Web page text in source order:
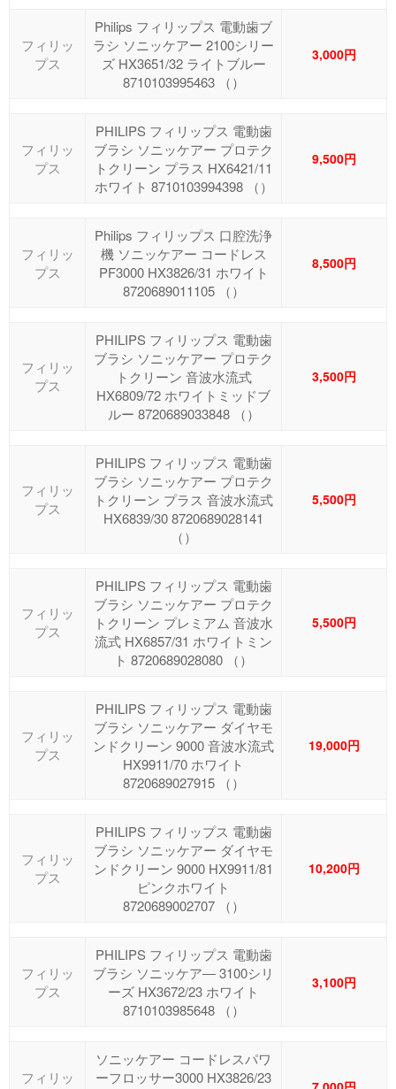
フィリッ
プス
Philips フィリップス 電動歯ブ
ラシ ソニッケアー 2100シリー
ズ HX3651/32 ライトブルー
8710103995463 （）
3,000円
フィリッ
プス
PHILIPS フィリップス 電動歯
ブラシ ソニッケアー プロテク
トクリーン プラス HX6421/11
ホワイト 8710103994398 （）
9,500円
フィリッ
プス
Philips フィリップス 口腔洗浄
機 ソニッケアー コードレス
PF3000 HX3826/31 ホワイト
8720689011105 （）
8,500円
フィリッ
プス
PHILIPS フィリップス 電動歯
ブラシ ソニッケアー プロテク
トクリーン 音波水流式
HX6809/72 ホワイトミッドブ
ルー 8720689033848 （）
3,500円
フィリッ
プス
PHILIPS フィリップス 電動歯
ブラシ ソニッケアー プロテク
トクリーン プラス 音波水流式
HX6839/30 8720689028141
（）
5,500円
フィリッ
プス
PHILIPS フィリップス 電動歯
ブラシ ソニッケアー プロテク
トクリーン プレミアム 音波水
流式 HX6857/31 ホワイトミン
ト 8720689028080 （）
5,500円
フィリッ
プス
PHILIPS フィリップス 電動歯
ブラシ ソニッケアー ダイヤモ
ンドクリーン 9000 音波水流式
HX9911/70 ホワイト
8720689027915 （）
19,000円
フィリッ
プス
PHILIPS フィリップス 電動歯
ブラシ ソニッケアー ダイヤモ
ンドクリーン 9000 HX9911/81
ピンクホワイト
8720689002707 （）
10,200円
フィリッ
プス
PHILIPS フィリップス 電動歯
ブラシ ソニッケア― 3100シリ
ーズ HX3672/23 ホワイト
8710103985648 （）
3,100円
フィリッ
ソニッケアー コードレスパワ
ーフロッサー3000 HX3826/23